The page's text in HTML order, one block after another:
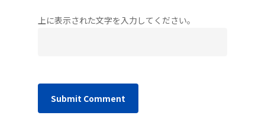
上に表示された文字を入力してください。